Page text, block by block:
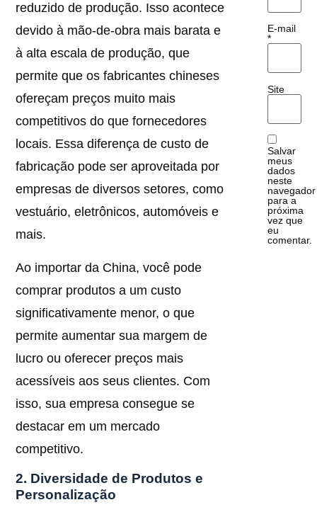
reduzido de produção. Isso acontece
devido à mão-de-obra mais barata e
à alta escala de produção, que
permite que os fabricantes chineses
ofereçam preços muito mais
competitivos do que fornecedores
locais. Essa diferença de custo de
fabricação pode ser aproveitada por
empresas de diversos setores, como
vestuário, eletrônicos, automóveis e
mais.
Ao importar da China, você pode
comprar produtos a um custo
significativamente menor, o que
permite aumentar sua margem de
lucro ou oferecer preços mais
acessíveis aos seus clientes. Com
isso, sua empresa consegue se
destacar em um mercado
competitivo.
2. Diversidade de Produtos e
Personalização
E-mail
*
Site
Salvar
meus
dados
neste
navegador
para a
próxima
vez que
eu
comentar.